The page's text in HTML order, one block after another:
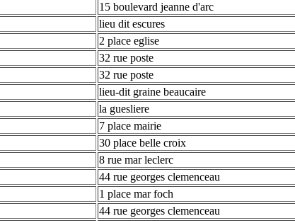
15 boulevard jeanne d'arc
lieu dit escures
2 place eglise
32 rue poste
32 rue poste
lieu-dit graine beaucaire
la guesliere
7 place mairie
30 place belle croix
8 rue mar leclerc
44 rue georges clemenceau
1 place mar foch
44 rue georges clemenceau